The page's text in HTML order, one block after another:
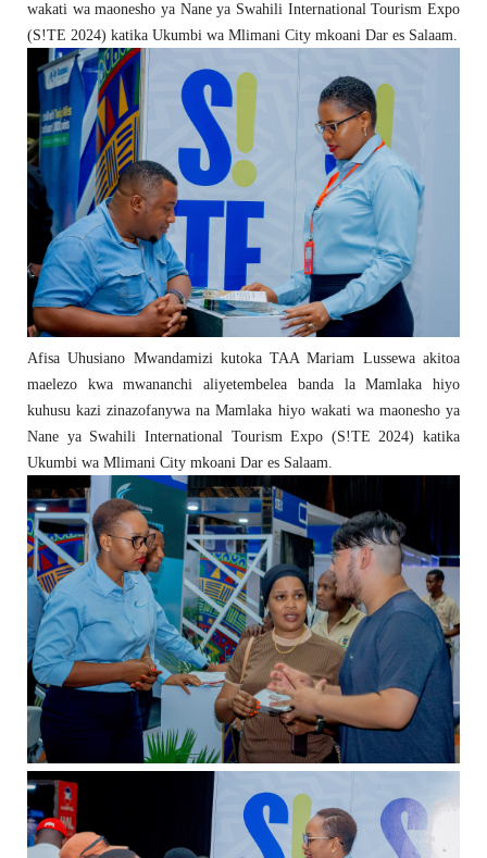
wakati wa maonesho ya Nane ya Swahili International Tourism Expo
(S!TE 2024) katika Ukumbi wa Mlimani City mkoani Dar es Salaam.
Afisa Uhusiano Mwandamizi kutoka TAA Mariam Lussewa akitoa
maelezo kwa mwananchi aliyetembelea banda la Mamlaka hiyo
kuhusu kazi zinazofanywa na Mamlaka hiyo wakati wa maonesho ya
Nane ya Swahili International Tourism Expo (S!TE 2024) katika
Ukumbi wa Mlimani City mkoani Dar es Salaam.